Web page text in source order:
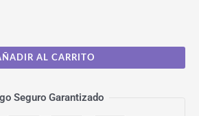
AL CARRITO
Seguro Garantizado